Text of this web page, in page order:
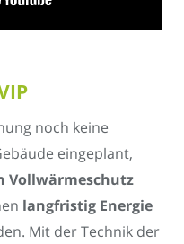
noch keine
eingeplant,
Vollwärmeschutz
langfristig Energie
Mit der Technik der